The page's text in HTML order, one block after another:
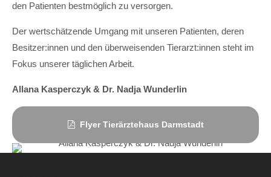
den Patienten bestmöglich zu versorgen.
Der wertschätzende Umgang mit unseren Patienten, deren
Besitzer:innen und den überweisenden Tierarzt:innen steht im
Fokus unserer täglichen Arbeit.
Allana Kasperczyk & Dr. Nadja Wunderlin
Flyer Tierärztehaus Darmstadt